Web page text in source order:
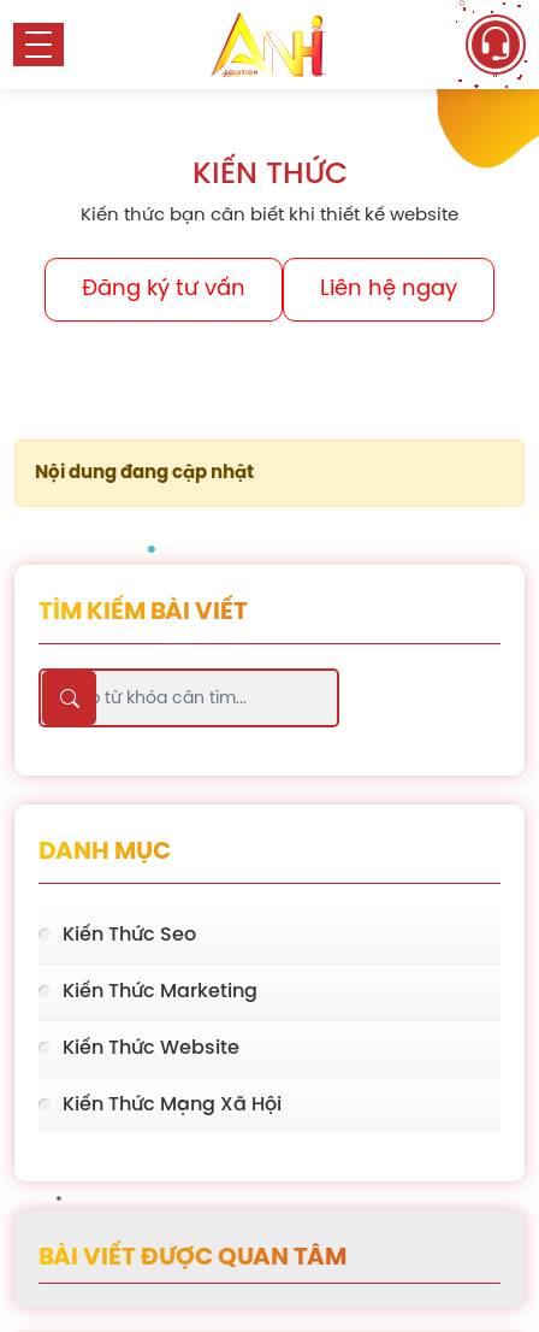
KIẾN THỨC
Kiến thức bạn cân biết khi thiết kế website
Đăng ký tư vấn Liên hệ ngay
Nội dung đang cập nhật
TÌM KIẾM BÀI VIẾT
DANH MỤC
Kiến Thức Seo
Kiến Thức Marketing
Kiến Thức Website
Kiến Thức Mạng Xã Hội
BÀI VIẾT ĐƯỢC QUAN TÂM